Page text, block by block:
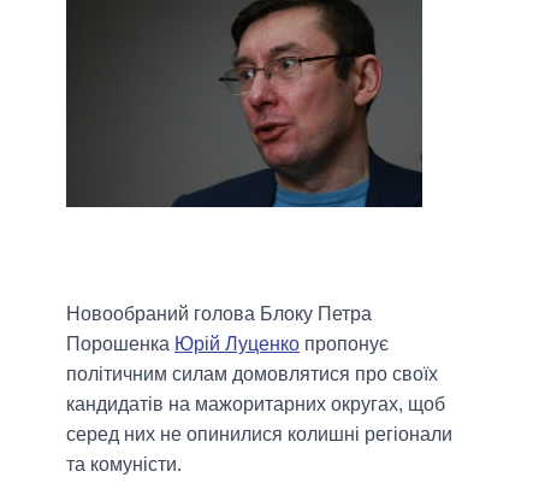
Новообраний голова Блоку Петра
Порошенка Юрій Луценко пропонує
політичним силам домовлятися про своїх
кандидатів на мажоритарних округах, щоб
серед них не опинилися колишні регіонали
та комуністи.